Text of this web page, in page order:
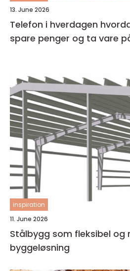
13. June 2026
Telefon i hverdagen hvordan velge smart,
spare penger og ta vare
inspiration
11. June 2026
Stålbygg som fleksibel og
byggeløsning